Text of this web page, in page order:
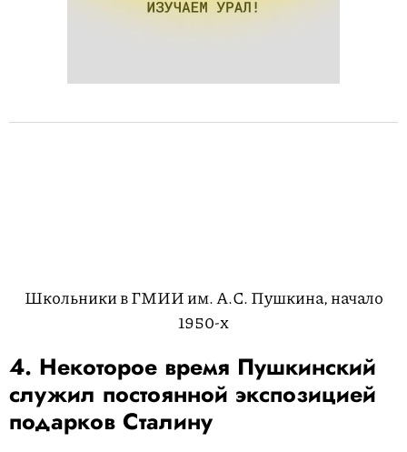
Школьники в ГМИИ им. А.С. Пушкина, начало
1950-х
4. Некоторое время Пушкинский
служил постоянной экспозицией
подарков Сталину